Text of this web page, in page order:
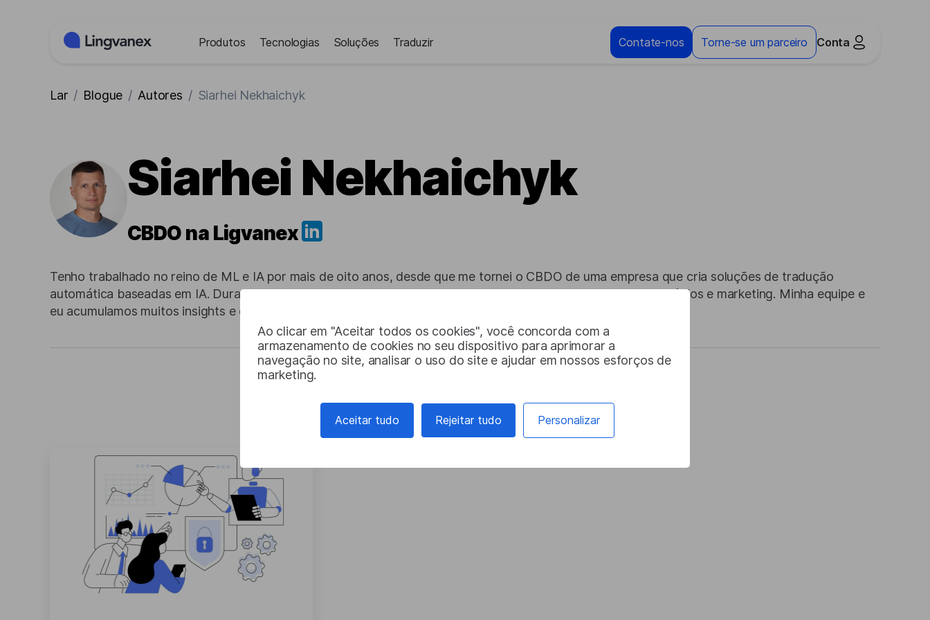
Ao clicar em "Aceitar todos os cookies", você concorda com a
armazenamento de cookies no seu dispositivo para aprimorar a
navegação no site, analisar o uso do site e ajudar em nossos esforços de
marketing.
Aceitar tudo Rejeitar tudo Personalizar
Produtos Tecnologias Soluções Traduzir Contate-nos Torne-se um parceiro Conta
Lar / Blogue / Autores / Siarhei Nekhaichyk
Siarhei Nekhaichyk
CBDO na Ligvanex
Tenho trabalhado no reino de ML e IA por mais de oito anos, desde que me tornei o CBDO de uma empresa que cria soluções de tradução
automática baseadas em IA. Durante todo esse tempo, meu foco principal tem sido o desenvolvimento de negócios e marketing. Minha equipe e
eu acumulamos muitos insights e experiências que adoraríamos compartilhar com a comunidade Lingvanex.